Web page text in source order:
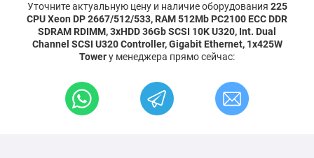
Уточните актуальную цену и наличие оборудования 225
CPU Xeon DP 2667/512/533, RAM 512Mb PC2100 ECC DDR
SDRAM RDIMM, 3xHDD 36Gb SCSI 10K U320, Int. Dual
Channel SCSI U320 Controller, Gigabit Ethernet, 1x425W
Towerу менеджера прямо сейчас: